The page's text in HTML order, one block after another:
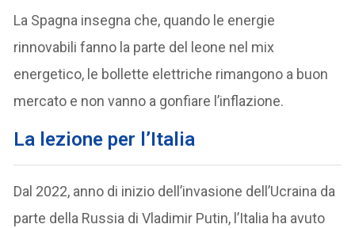
La Spagna insegna che, quando le energie
rinnovabili fanno la parte del leone nel mix
energetico, le bollette elettriche rimangono a buon
mercato e non vanno a gonfiare l’inflazione.
La lezione per l’Italia
Dal 2022, anno di inizio dell’invasione dell’Ucraina da
parte della Russia di Vladimir Putin, l’Italia ha avuto